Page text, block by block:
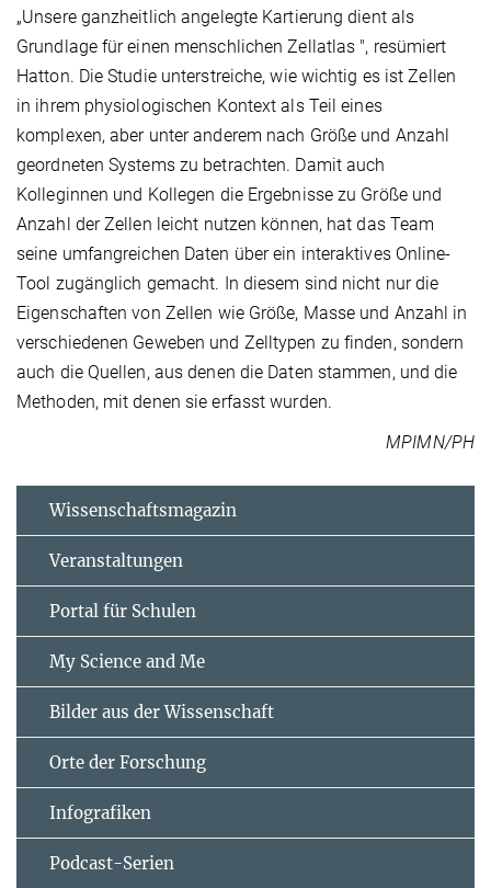
„Unsere ganzheitlich angelegte Kartierung dient als
Grundlage für einen menschlichen Zellatlas ", resümiert
Hatton. Die Studie unterstreiche, wie wichtig es ist Zellen
in ihrem physiologischen Kontext als Teil eines
komplexen, aber unter anderem nach Größe und Anzahl
geordneten Systems zu betrachten. Damit auch
Kolleginnen und Kollegen die Ergebnisse zu Größe und
Anzahl der Zellen leicht nutzen können, hat das Team
seine umfangreichen Daten über ein interaktives Online-
Tool zugänglich gemacht. In diesem sind nicht nur die
Eigenschaften von Zellen wie Größe, Masse und Anzahl in
verschiedenen Geweben und Zelltypen zu finden, sondern
auch die Quellen, aus denen die Daten stammen, und die
Methoden, mit denen sie erfasst wurden.
MPIMN/PH
Wissenschaftsmagazin
Veranstaltungen
Portal für Schulen
My Science and Me
Bilder aus der Wissenschaft
Orte der Forschung
Infografiken
Podcast-Serien